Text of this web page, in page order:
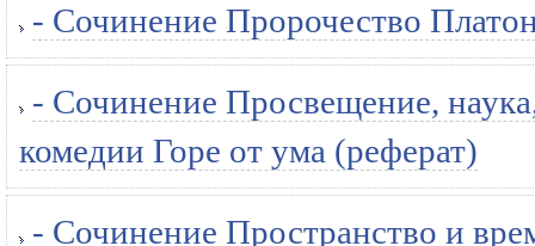
- Сочинение Пророчество
- Сочинение Просвещение,
комедии Горе от ума (реферат)
- Сочинение Пространство и